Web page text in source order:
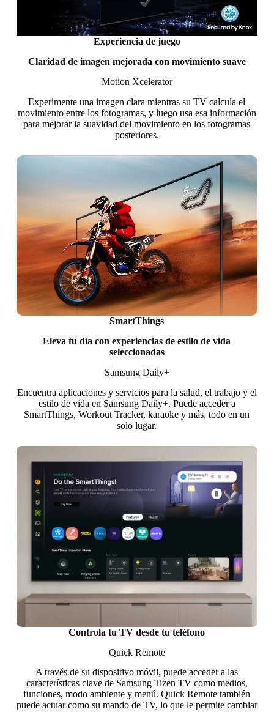
Experiencia de juego
Claridad de imagen mejorada con movimiento suave
Motion Xcelerator
Experimente una imagen clara mientras su TV calcula el
movimiento entre los fotogramas, y luego usa esa información
para mejorar la suavidad del movimiento en los fotogramas
posteriores.
SmartThings
Eleva tu día con experiencias de estilo de vida
seleccionadas
Samsung Daily+
Encuentra aplicaciones y servicios para la salud, el trabajo y el
estilo de vida en Samsung Daily+. Puede acceder a
SmartThings, Workout Tracker, karaoke y más, todo en un
solo lugar.
Controla tu TV desde tu teléfono
Quick Remote
A través de su dispositivo móvil, puede acceder a las
características clave de Samsung Tizen TV como medios,
funciones, modo ambiente y menú. Quick Remote también
puede actuar como su mando de TV, lo que le permite cambiar